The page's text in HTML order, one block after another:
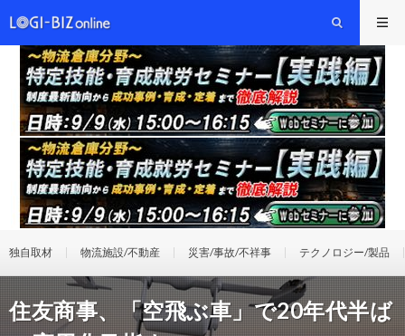
独自取材 物流施設/不動産 災害/事故/不祥事 テクノロジー/製品
住友商事、「空飛ぶ車」で20年代半ば